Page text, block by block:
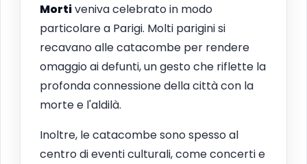
Mortiveniva celebrato in modo
particolare a Parigi. Molti parigini si
recavano alle catacombe per rendere
omaggio ai defunti, un gesto che riflette la
profonda connessione della città con la
morte e l'aldilà.
Inoltre, le catacombe sono spesso al
centro di eventi culturali, come concerti e